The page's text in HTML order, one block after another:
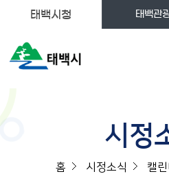
태백시청 태백관
시정
홈 시정소식 캘린